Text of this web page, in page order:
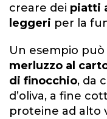
creare dei piatti
leggeri per la
Un esempio
merluzzo al
di finocchio, da
d’oliva, a fine
proteine ad alto